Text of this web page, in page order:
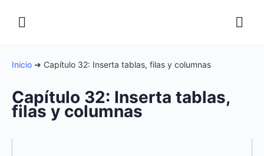
Inicio ➜ Capítulo 32: Inserta tablas, filas y columnas
Capítulo 32: Inserta tablas,
filas y columnas